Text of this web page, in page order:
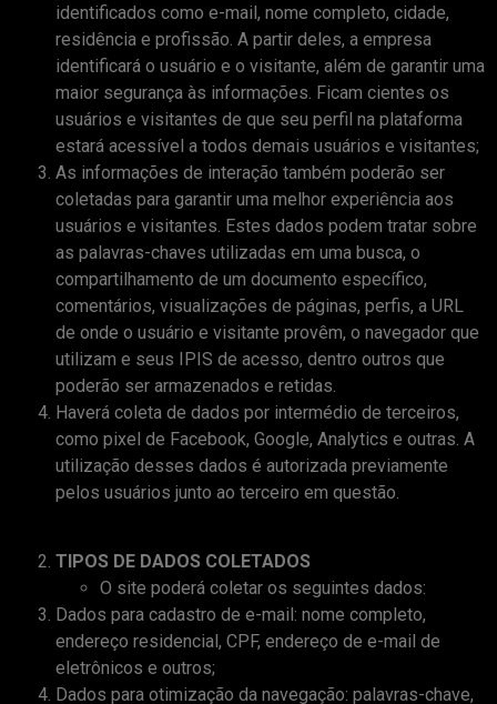
identificados como e-mail, nome completo, cidade,
residência e profissão. A partir deles, a empresa
identificará o usuário e o visitante, além de garantir uma
maior segurança às informações. Ficam cientes os
usuários e visitantes de que seu perfil na plataforma
estará acessível a todos demais usuários e visitantes;
As informações de interação também poderão ser
coletadas para garantir uma melhor experiência aos
usuários e visitantes. Estes dados podem tratar sobre
as palavras-chaves utilizadas em uma busca, o
compartilhamento de um documento específico,
comentários, visualizações de páginas, perfis, a URL
de onde o usuário e visitante provêm, o navegador que
utilizam e seus IPIS de acesso, dentro outros que
poderão ser armazenados e retidas.
Haverá coleta de dados por intermédio de terceiros,
como pixel de Facebook, Google, Analytics e outras. A
utilização desses dados é autorizada previamente
pelos usuários junto ao terceiro em questão.
TIPOS DE DADOS COLETADOS
O site poderá coletar os seguintes dados:
Dados para cadastro de e-mail: nome completo,
endereço residencial, CPF, endereço de e-mail de
eletrônicos e outros;
Dados para otimização da navegação: palavras-chave,